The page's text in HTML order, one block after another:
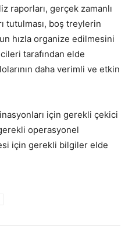
raporları, gerçek zamanlı
tutulması, boş treylerin
hızla organize edilmesini
tarafından elde
daha verimli ve etkin
için gerekli çekici
operasyonel
için gerekli bilgiler elde